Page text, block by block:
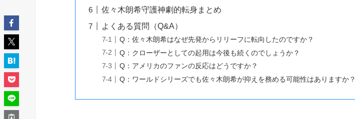
佐々木朗希守護神劇的転身まとめ
よくある質問（Q&A）
Q：佐々木朗希はなぜ先発からリリーフに転向したのですか？
Q：クローザーとしての起用は今後も続くのでしょうか？
Q：アメリカのファンの反応はどうですか？
Q：ワールドシリーズでも佐々木朗希が抑えを務める可能性はありますか？